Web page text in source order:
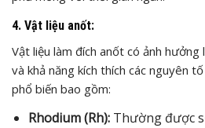
4. Vật liệu anốt:
Vật liệu làm đích anốt có ảnh hưởng
và khả năng kích thích các nguyên
phổ biến bao gồm:
Rhodium (Rh):Thường được